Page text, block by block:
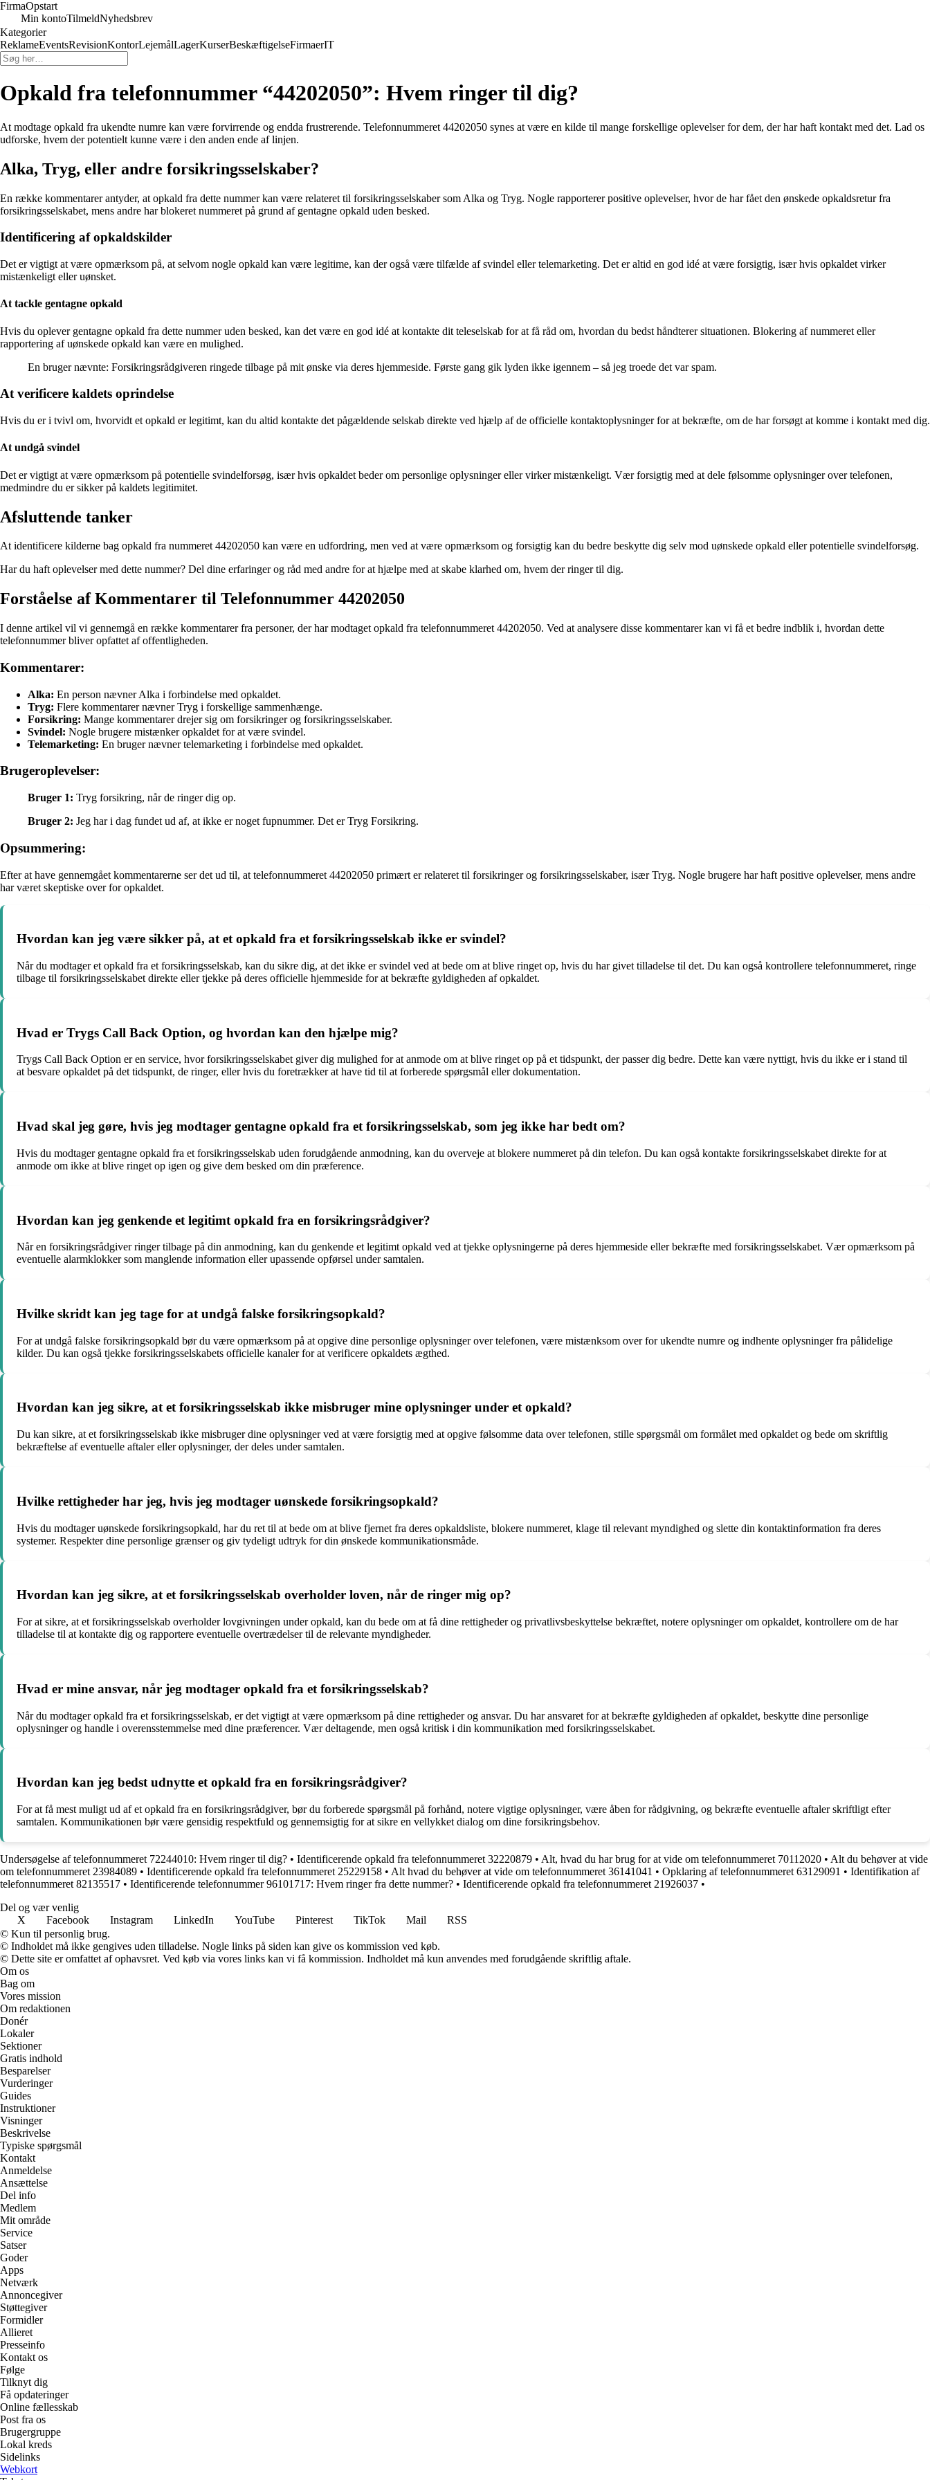
FirmaOpstart
Min kontoTilmeldNyhedsbrev
Kategorier
ReklameEventsRevisionKontorLejemålLagerKurserBeskæftigelseFirmaerIT
Opkald fra telefonnummer “44202050”: Hvem ringer til dig?
At modtage opkald fra ukendte numre kan være forvirrende og endda frustrerende. Telefonnummeret 44202050 synes at være en kilde til mange forskellige oplevelser for dem, der har haft kontakt med det. Lad os
udforske, hvem der potentielt kunne være i den anden ende af linjen.
Alka, Tryg, eller andre forsikringsselskaber?
En række kommentarer antyder, at opkald fra dette nummer kan være relateret til forsikringsselskaber som Alka og Tryg. Nogle rapporterer positive oplevelser, hvor de har fået den ønskede opkaldsretur fra
forsikringsselskabet, mens andre har blokeret nummeret på grund af gentagne opkald uden besked.
Identificering af opkaldskilder
Det er vigtigt at være opmærksom på, at selvom nogle opkald kan være legitime, kan der også være tilfælde af svindel eller telemarketing. Det er altid en god idé at være forsigtig, især hvis opkaldet virker
mistænkeligt eller uønsket.
At tackle gentagne opkald
Hvis du oplever gentagne opkald fra dette nummer uden besked, kan det være en god idé at kontakte dit teleselskab for at få råd om, hvordan du bedst håndterer situationen. Blokering af nummeret eller
rapportering af uønskede opkald kan være en mulighed.
En bruger nævnte: Forsikringsrådgiveren ringede tilbage på mit ønske via deres hjemmeside. Første gang gik lyden ikke igennem – så jeg troede det var spam.
At verificere kaldets oprindelse
Hvis du er i tvivl om, hvorvidt et opkald er legitimt, kan du altid kontakte det pågældende selskab direkte ved hjælp af de officielle kontaktoplysninger for at bekræfte, om de har forsøgt at komme i kontakt med dig.
At undgå svindel
Det er vigtigt at være opmærksom på potentielle svindelforsøg, især hvis opkaldet beder om personlige oplysninger eller virker mistænkeligt. Vær forsigtig med at dele følsomme oplysninger over telefonen,
medmindre du er sikker på kaldets legitimitet.
Afsluttende tanker
At identificere kilderne bag opkald fra nummeret 44202050 kan være en udfordring, men ved at være opmærksom og forsigtig kan du bedre beskytte dig selv mod uønskede opkald eller potentielle svindelforsøg.
Har du haft oplevelser med dette nummer? Del dine erfaringer og råd med andre for at hjælpe med at skabe klarhed om, hvem der ringer til dig.
Forståelse af Kommentarer til Telefonnummer 44202050
I denne artikel vil vi gennemgå en række kommentarer fra personer, der har modtaget opkald fra telefonnummeret 44202050. Ved at analysere disse kommentarer kan vi få et bedre indblik i, hvordan dette
telefonnummer bliver opfattet af offentligheden.
Kommentarer:
Alka: En person nævner Alka i forbindelse med opkaldet.
Tryg: Flere kommentarer nævner Tryg i forskellige sammenhænge.
Forsikring: Mange kommentarer drejer sig om forsikringer og forsikringsselskaber.
Svindel: Nogle brugere mistænker opkaldet for at være svindel.
Telemarketing: En bruger nævner telemarketing i forbindelse med opkaldet.
Brugeroplevelser:
Bruger 1: Tryg forsikring, når de ringer dig op.
Bruger 2: Jeg har i dag fundet ud af, at ikke er noget fupnummer. Det er Tryg Forsikring.
Opsummering:
Efter at have gennemgået kommentarerne ser det ud til, at telefonnummeret 44202050 primært er relateret til forsikringer og forsikringsselskaber, især Tryg. Nogle brugere har haft positive oplevelser, mens andre
har været skeptiske over for opkaldet.
Hvordan kan jeg være sikker på, at et opkald fra et forsikringsselskab ikke er svindel?
Når du modtager et opkald fra et forsikringsselskab, kan du sikre dig, at det ikke er svindel ved at bede om at blive ringet op, hvis du har givet tilladelse til det. Du kan også kontrollere telefonnummeret, ringe
tilbage til forsikringsselskabet direkte eller tjekke på deres officielle hjemmeside for at bekræfte gyldigheden af opkaldet.
Hvad er Trygs Call Back Option, og hvordan kan den hjælpe mig?
Trygs Call Back Option er en service, hvor forsikringsselskabet giver dig mulighed for at anmode om at blive ringet op på et tidspunkt, der passer dig bedre. Dette kan være nyttigt, hvis du ikke er i stand til
at besvare opkaldet på det tidspunkt, de ringer, eller hvis du foretrækker at have tid til at forberede spørgsmål eller dokumentation.
Hvad skal jeg gøre, hvis jeg modtager gentagne opkald fra et forsikringsselskab, som jeg ikke har bedt om?
Hvis du modtager gentagne opkald fra et forsikringsselskab uden forudgående anmodning, kan du overveje at blokere nummeret på din telefon. Du kan også kontakte forsikringsselskabet direkte for at
anmode om ikke at blive ringet op igen og give dem besked om din præference.
Hvordan kan jeg genkende et legitimt opkald fra en forsikringsrådgiver?
Når en forsikringsrådgiver ringer tilbage på din anmodning, kan du genkende et legitimt opkald ved at tjekke oplysningerne på deres hjemmeside eller bekræfte med forsikringsselskabet. Vær opmærksom på
eventuelle alarmklokker som manglende information eller upassende opførsel under samtalen.
Hvilke skridt kan jeg tage for at undgå falske forsikringsopkald?
For at undgå falske forsikringsopkald bør du være opmærksom på at opgive dine personlige oplysninger over telefonen, være mistænksom over for ukendte numre og indhente oplysninger fra pålidelige
kilder. Du kan også tjekke forsikringsselskabets officielle kanaler for at verificere opkaldets ægthed.
Hvordan kan jeg sikre, at et forsikringsselskab ikke misbruger mine oplysninger under et opkald?
Du kan sikre, at et forsikringsselskab ikke misbruger dine oplysninger ved at være forsigtig med at opgive følsomme data over telefonen, stille spørgsmål om formålet med opkaldet og bede om skriftlig
bekræftelse af eventuelle aftaler eller oplysninger, der deles under samtalen.
Hvilke rettigheder har jeg, hvis jeg modtager uønskede forsikringsopkald?
Hvis du modtager uønskede forsikringsopkald, har du ret til at bede om at blive fjernet fra deres opkaldsliste, blokere nummeret, klage til relevant myndighed og slette din kontaktinformation fra deres
systemer. Respekter dine personlige grænser og giv tydeligt udtryk for din ønskede kommunikationsmåde.
Hvordan kan jeg sikre, at et forsikringsselskab overholder loven, når de ringer mig op?
For at sikre, at et forsikringsselskab overholder lovgivningen under opkald, kan du bede om at få dine rettigheder og privatlivsbeskyttelse bekræftet, notere oplysninger om opkaldet, kontrollere om de har
tilladelse til at kontakte dig og rapportere eventuelle overtrædelser til de relevante myndigheder.
Hvad er mine ansvar, når jeg modtager opkald fra et forsikringsselskab?
Når du modtager opkald fra et forsikringsselskab, er det vigtigt at være opmærksom på dine rettigheder og ansvar. Du har ansvaret for at bekræfte gyldigheden af opkaldet, beskytte dine personlige
oplysninger og handle i overensstemmelse med dine præferencer. Vær deltagende, men også kritisk i din kommunikation med forsikringsselskabet.
Hvordan kan jeg bedst udnytte et opkald fra en forsikringsrådgiver?
For at få mest muligt ud af et opkald fra en forsikringsrådgiver, bør du forberede spørgsmål på forhånd, notere vigtige oplysninger, være åben for rådgivning, og bekræfte eventuelle aftaler skriftligt efter
samtalen. Kommunikationen bør være gensidig respektfuld og gennemsigtig for at sikre en vellykket dialog om dine forsikringsbehov.
Undersøgelse af telefonnummeret 72244010: Hvem ringer til dig? • Identificerende opkald fra telefonnummeret 32220879 • Alt, hvad du har brug for at vide om telefonnummeret 70112020 • Alt du behøver at vide
om telefonnummeret 23984089 • Identificerende opkald fra telefonnummeret 25229158 • Alt hvad du behøver at vide om telefonnummeret 36141041 • Opklaring af telefonnummeret 63129091 • Identifikation af
telefonnummeret 82135517 • Identificerende telefonnummer 96101717: Hvem ringer fra dette nummer? • Identificerende opkald fra telefonnummeret 21926037 •
Del og vær venlig
X
Facebook Instagram LinkedIn YouTube Pinterest TikTok Mail
RSS
© Kun til personlig brug.
© Indholdet må ikke gengives uden tilladelse. Nogle links på siden kan give os kommission ved køb.
© Dette site er omfattet af ophavsret. Ved køb via vores links kan vi få kommission. Indholdet må kun anvendes med forudgående skriftlig aftale.
Om os
Bag om
Vores mission
Om redaktionen
Donér
Lokaler
Sektioner
Gratis indhold
Besparelser
Vurderinger
Guides
Instruktioner
Visninger
Beskrivelse
Typiske spørgsmål
Kontakt
Anmeldelse
Ansættelse
Del info
Medlem
Mit område
Service
Satser
Goder
Apps
Netværk
Annoncegiver
Støttegiver
Formidler
Allieret
Presseinfo
Kontakt os
Følge
Tilknyt dig
Få opdateringer
Online fællesskab
Post fra os
Brugergruppe
Lokal kreds
Sidelinks
Webkort